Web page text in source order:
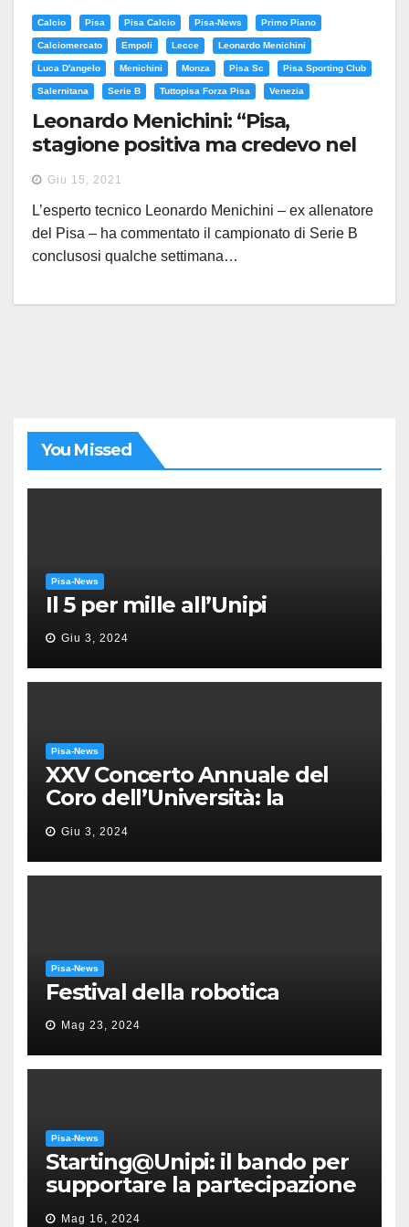
Calcio Pisa Pisa Calcio Pisa-News Primo Piano
Calciomercato Empoli Lecce Leonardo Menichini
Luca D'angelo Menichini Monza Pisa Sc Pisa Sporting Club
Salernitana Serie B Tuttopisa Forza Pisa Venezia
Leonardo Menichini: “Pisa,
stagione positiva ma credevo nel
raggiungimento dei playoff”
Giu 15, 2021
L’esperto tecnico Leonardo Menichini – ex allenatore
del Pisa – ha commentato il campionato di Serie B
conclusosi qualche settimana…
You Missed
Pisa-News
Il 5 per mille all’Unipi
Giu 3, 2024
Pisa-News
XXV Concerto Annuale del
Coro dell’Università: la
“Messa in gloria” di Giacomo
Puccini
Giu 3, 2024
Pisa-News
Festival della robotica
Mag 23, 2024
Pisa-News
Starting@Unipi: il bando per
supportare la partecipazione
all’ERC Starting Grant
Mag 16, 2024